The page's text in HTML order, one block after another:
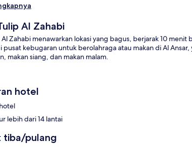
Al Zahabi
Zahabi menawarkan lokasi yang bagus, berjarak 10 menit
kebugaran untuk berolahraga atau makan di Al
makan siang, dan makan malam.
hotel
lebih dari 14 lantai
tiba/pulang